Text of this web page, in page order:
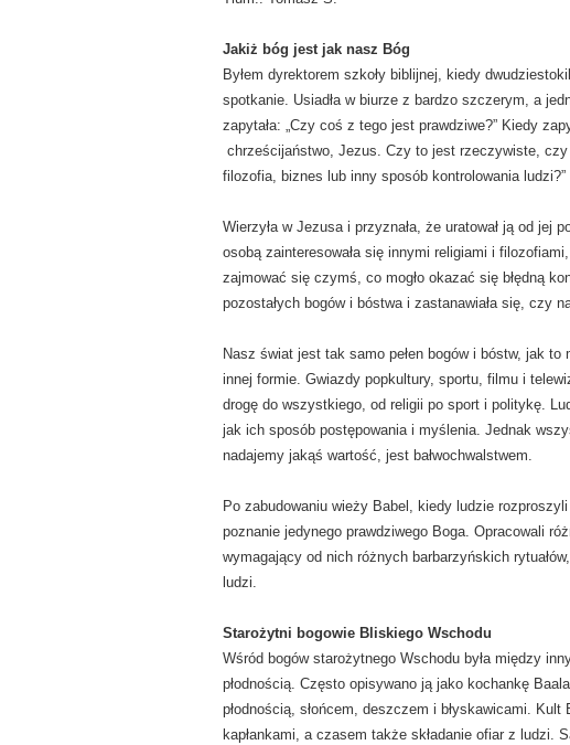
Jakiż bóg jest jak nasz Bóg
Byłem dyrektorem szkoły biblijnej, kiedy
spotkanie. Usiadła w biurze z bardzo szczerym, a
zapytała: „Czy coś z tego jest prawdziwe?” Kiedy
chrześcijaństwo, Jezus. Czy to jest rzeczywiste,
filozofia, biznes lub inny sposób kontrolowania ludzi?”
Wierzyła w Jezusa i przyznała, że uratował ją od jej
osobą zainteresowała się innymi religiami i
zajmować się czymś, co mogło okazać się błędną
pozostałych bogów i bóstwa i zastanawiała się, czy
Nasz świat jest tak samo pełen bogów i bóstw, jak
innej formie. Gwiazdy popkultury, sportu, filmu i
drogę do wszystkiego, od religii po sport i politykę.
jak ich sposób postępowania i myślenia. Jednak
nadajemy jakąś wartość, jest bałwochwalstwem.
Po zabudowaniu wieży Babel, kiedy ludzie
poznanie jedynego prawdziwego Boga. Opracowali
wymagający od nich różnych barbarzyńskich
ludzi.
Starożytni bogowie Bliskiego Wschodu
Wśród bogów starożytnego Wschodu była między
płodnością. Często opisywano ją jako kochankę
płodnością, słońcem, deszczem i błyskawicami. Kult
kapłankami, a czasem także składanie ofiar z ludzi.